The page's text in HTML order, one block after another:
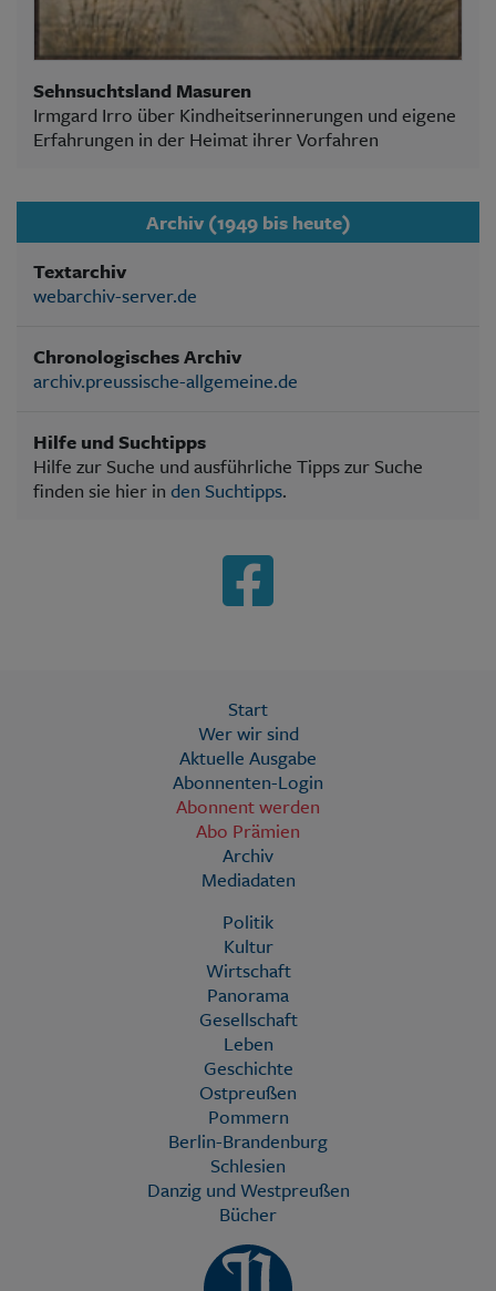
Sehnsuchtsland Masuren
Irmgard Irro über Kindheitserinnerungen und eigene
Erfahrungen in der Heimat ihrer Vorfahren
Archiv (1949 bis heute)
Textarchiv
webarchiv-server.de
Chronologisches Archiv
archiv.preussische-allgemeine.de
Hilfe und Suchtipps
Hilfe zur Suche und ausführliche Tipps zur Suche
finden sie hier in den Suchtipps.
Start
Wer wir sind
Aktuelle Ausgabe
Abonnenten-Login
Abonnent werden
Abo Prämien
Archiv
Mediadaten
Politik
Kultur
Wirtschaft
Panorama
Gesellschaft
Leben
Geschichte
Ostpreußen
Pommern
Berlin-Brandenburg
Schlesien
Danzig und Westpreußen
Bücher